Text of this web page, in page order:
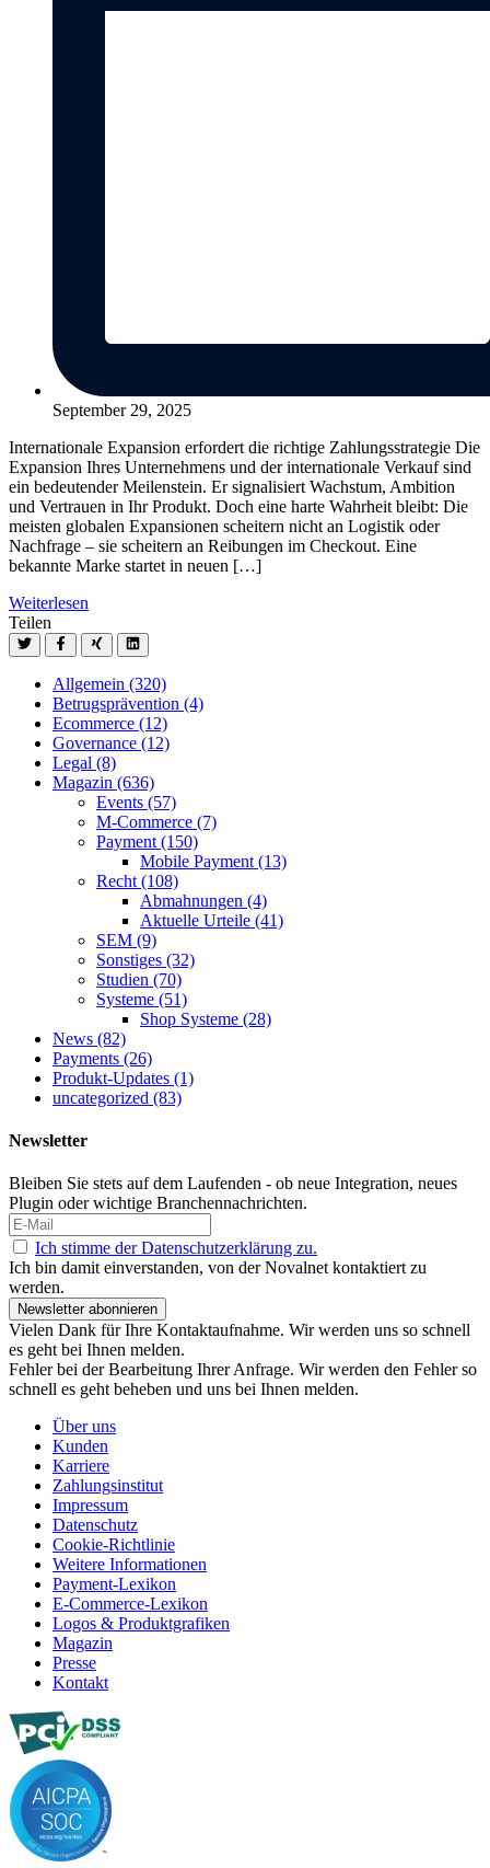
September 29, 2025
Internationale Expansion erfordert die richtige Zahlungsstrategie Die
Expansion Ihres Unternehmens und der internationale Verkauf sind
ein bedeutender Meilenstein. Er signalisiert Wachstum, Ambition
und Vertrauen in Ihr Produkt. Doch eine harte Wahrheit bleibt: Die
meisten globalen Expansionen scheitern nicht an Logistik oder
Nachfrage – sie scheitern an Reibungen im Checkout. Eine
bekannte Marke startet in neuen […]
Weiterlesen
Teilen
Allgemein (320)
Betrugsprävention (4)
Ecommerce (12)
Governance (12)
Legal (8)
Magazin (636)
Events (57)
M-Commerce (7)
Payment (150)
Mobile Payment (13)
Recht (108)
Abmahnungen (4)
Aktuelle Urteile (41)
SEM (9)
Sonstiges (32)
Studien (70)
Systeme (51)
Shop Systeme (28)
News (82)
Payments (26)
Produkt-Updates (1)
uncategorized (83)
Newsletter
Bleiben Sie stets auf dem Laufenden - ob neue Integration, neues
Plugin oder wichtige Branchennachrichten.
Ich stimme der Datenschutzerklärung zu.
Ich bin damit einverstanden, von der Novalnet kontaktiert zu
werden.
Newsletter abonnieren
Vielen Dank für Ihre Kontaktaufnahme. Wir werden uns so schnell
es geht bei Ihnen melden.
Fehler bei der Bearbeitung Ihrer Anfrage. Wir werden den Fehler so
schnell es geht beheben und uns bei Ihnen melden.
Über uns
Kunden
Karriere
Zahlungsinstitut
Impressum
Datenschutz
Cookie-Richtlinie
Weitere Informationen
Payment-Lexikon
E-Commerce-Lexikon
Logos & Produktgrafiken
Magazin
Presse
Kontakt